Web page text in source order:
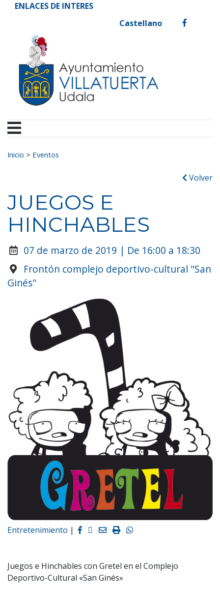
Ir al contenido
Ayuntamiento de
ENLACES DE INTERES
Castellano
facebook
Buscar:
Inicio > Eventos
Volver
JUEGOS E
HINCHABLES
07 de marzo de 2019 | De 16:00 a 18:30
Frontón complejo deportivo-cultural "San
Ginés"
Entretenimiento | Facebook
Twitter
EmailImprimirWhatsapp
Juegos e Hinchables con Gretel en el Complejo
Deportivo-Cultural «San Ginés»